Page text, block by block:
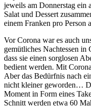
jeweils am Donnerstag ein
Salat und Dessert
einem Franken pro Person
Vor Corona war es auch
gemütliches Nachtessen in
dass sie einen sorglosen
bedient werden. Mit
Aber das Bedürfnis nach
nicht kleiner geworden…
Moment in Form eines
Schnitt werden etwa 60